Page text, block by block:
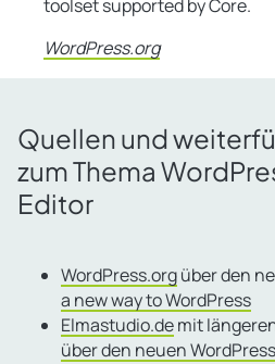
toolset supported by Core.
WordPress.org
Quellen und
zum Thema
Editor
WordPress.orgüber den
a new way to WordPress
Elmastudio.demit
über den neuen